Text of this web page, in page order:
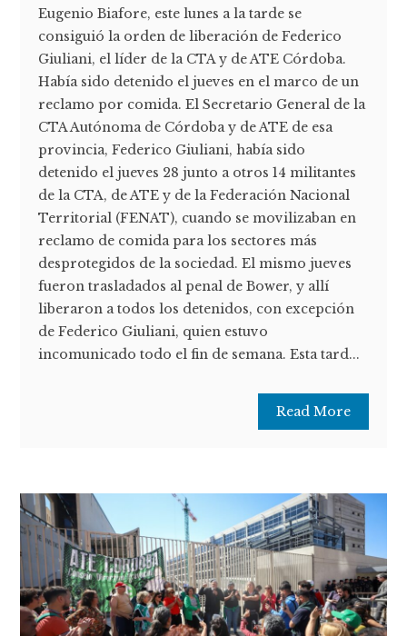
Eugenio Biafore, este lunes a la tarde se
consiguió la orden de liberación de Federico
Giuliani, el líder de la CTA y de ATE Córdoba.
Había sido detenido el jueves en el marco de un
reclamo por comida. El Secretario General de la
CTA Autónoma de Córdoba y de ATE de esa
provincia, Federico Giuliani, había sido
detenido el jueves 28 junto a otros 14 militantes
de la CTA, de ATE y de la Federación Nacional
Territorial (FENAT), cuando se movilizaban en
reclamo de comida para los sectores más
desprotegidos de la sociedad. El mismo jueves
fueron trasladados al penal de Bower, y allí
liberaron a todos los detenidos, con excepción
de Federico Giuliani, quien estuvo
incomunicado todo el fin de semana. Esta tard...
Read More